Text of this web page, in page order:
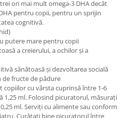
ori mai mult omega-3 DHA decât
pentru copii, pentru un sprijin
cognitivă.
putere mare pentru copii
a creierului, a ochilor și a
sănătoasă și dezvoltarea socială
fructe de pădure
copiilor cu vârsta cuprinsă între 1-6
1,25 ml. Folosind picuratorul, măsurați
ml. Serviți cu alimente sau conform
Curățați bine picuratorul între